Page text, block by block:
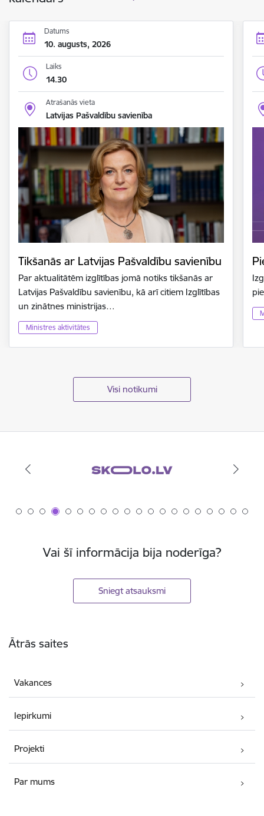
Datums
10. augusts, 2026
Laiks
14.30
Atrašanās vieta
Latvijas Pašvaldību savienība
Tikšanās ar Latvijas Pašvaldību savienību
Par aktualitātēm izglītības jomā notiks tikšanās ar
Latvijas Pašvaldību savienību, kā arī citiem Izglītības
un zinātnes ministrijas…
Ministres aktivitātes
Visi notikumi
Vai šī informācija bija noderīga?
Sniegt atsauksmi
Ātrās saites
Vakances
Iepirkumi
Projekti
Par mums